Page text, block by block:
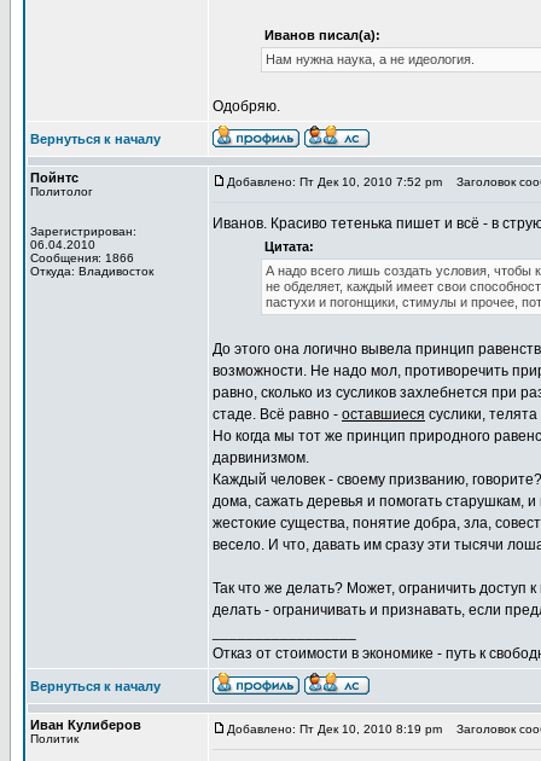
Иванов писал(а):
Нам нужна наука, а не идеология.
Одобряю.
Вернуться к началу
Пойнтс
Политолог
Зарегистрирован:
06.04.2010
Сообщения: 1866
Откуда: Владивосток
Добавлено: Пт Дек 10, 2010 7:52 pm Заголовок
Иванов. Красиво тетенька пишет и всё - в
Цитата:
А надо всего лишь создать условия, чтобы
не обделяет, каждый имеет свои
пастухи и погонщики, стимулы и прочее,
До этого она логично вывела принцип
возможности. Не надо мол, противоречить
равно, сколько из сусликов захлебнется при
стаде. Всё равно - оставшиеся суслики,
Но когда мы тот же принцип природного
дарвинизмом.
Каждый человек - своему призванию,
дома, сажать деревья и помогать старушкам,
жестокие существа, понятие добра, зла,
весело. И что, давать им сразу эти тысячи
Так что же делать? Может, ограничить доступ
делать - ограничивать и признавать, если
Отказ от стоимости в экономике - путь к
Вернуться к началу
Иван Кулиберов
Политик
Добавлено: Пт Дек 10, 2010 8:19 pm Заголовок